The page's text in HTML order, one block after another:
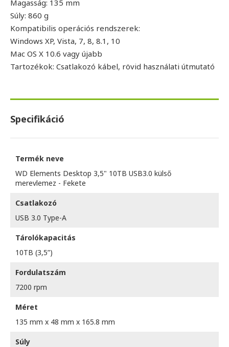
Magasság: 135 mm
Súly: 860 g
Kompatibilis operációs rendszerek:
Windows XP, Vista, 7, 8, 8.1, 10
Mac OS X 10.6 vagy újabb
Tartozékok: Csatlakozó kábel, rövid használati útmutató
Specifikáció
Termék neve
WD Elements Desktop 3,5" 10TB USB3.0 külső
merevlemez - Fekete
Csatlakozó
USB 3.0 Type-A
Tárolókapacitás
10TB (3,5”)
Fordulatszám
7200 rpm
Méret
135 mm x 48 mm x 165.8 mm
Súly